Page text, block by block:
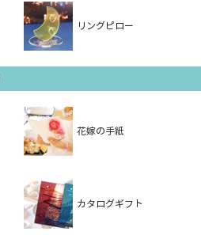
リングピロー
花嫁の手紙
カタログギフト